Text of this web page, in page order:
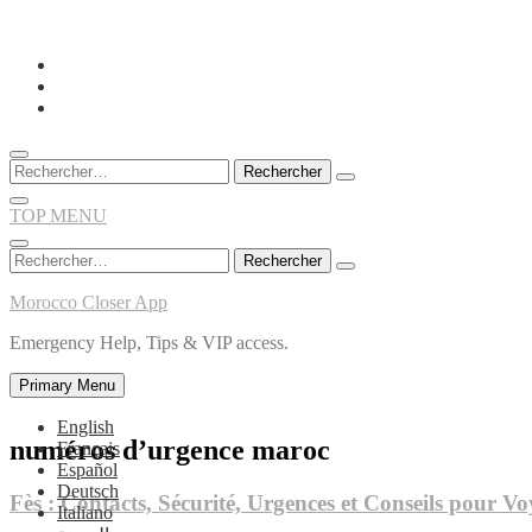
Skip
content
Rechercher :
TOP MENU
Rechercher :
Morocco Closer App
Emergency Help, Tips & VIP access.
Primary Menu
English
Français
Español
Deutsch
Italiano
numéros d’urgence maroc
Fès : Contacts, Sécurité, Urgences et Conseils pour